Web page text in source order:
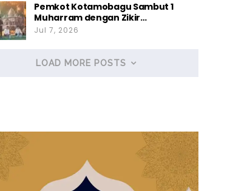
Pemkot Kotamobagu Sambut 1
Muharram dengan Zikir…
Jul 7, 2026
LOAD MORE POSTS